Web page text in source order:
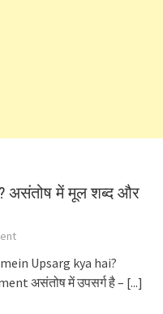
असंतोष में मूल शब्द और
Upsarg kya hai?
असंतोष में उपसर्ग है – [...]